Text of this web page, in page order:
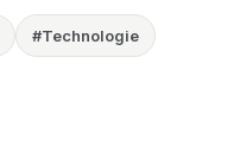
#Technologie